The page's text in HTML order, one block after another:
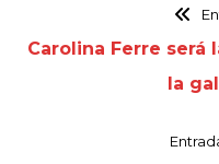
Carolina Ferre será
la